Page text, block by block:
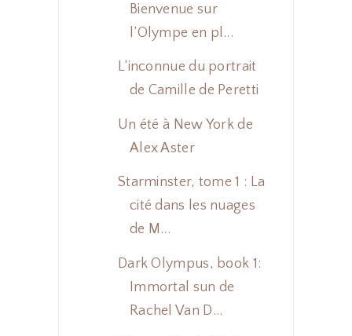
Bienvenue sur
l’Olympe en pl...
L’inconnue du portrait
de Camille de Peretti
Un été à New York de
Alex Aster
Starminster, tome 1 : La
cité dans les nuages
de M...
Dark Olympus, book 1:
Immortal sun de
Rachel Van D...